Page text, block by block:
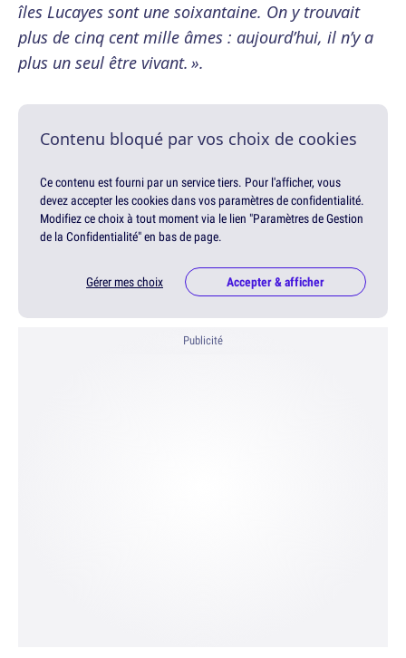
îles Lucayes sont une soixantaine. On y trouvait
plus de cinq cent mille âmes : aujourd’hui, il n’y a
plus un seul être vivant. ».
Contenu bloqué par vos choix de cookies
Ce contenu est fourni par un service tiers. Pour l'afficher, vous
devez accepter les cookies dans vos paramètres de confidentialité.
Modifiez ce choix à tout moment via le lien "Paramètres de Gestion
de la Confidentialité" en bas de page.
Gérer mes choix Accepter & afficher
Publicité